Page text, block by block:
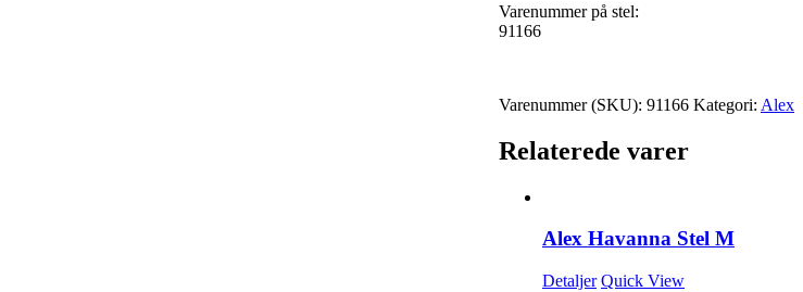
Varenummer på stel:
91166
Varenummer (SKU): 91166 Kategori: Alex
Relaterede varer
Alex Havanna Stel M
Detaljer Quick View